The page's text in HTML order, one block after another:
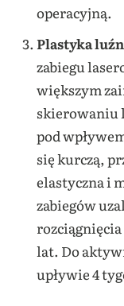
operacyjną.
Plastyka
zabiegu
większym
skierowaniu
pod
się kurczą,
elastyczna i
zabiegów
lat. Do
upływie 4